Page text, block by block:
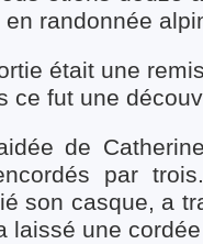
en randonnée
était une
ce fut une
de
par
son casque, a
laissé une